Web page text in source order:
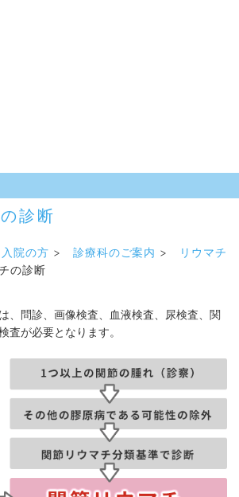
診断
院の方 > 診療科のご案内 >
リウマチ
の診断
、問診、画像検査、血液検査、尿検査、関
査が必要となります。